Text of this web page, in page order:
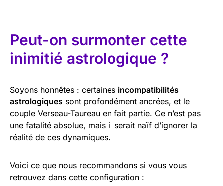
Peut-on surmonter cette
inimitié astrologique ?
Soyons honnêtes : certaines incompatibilités
astrologiques sont profondément ancrées, et le
couple Verseau-Taureau en fait partie. Ce n’est pas
une fatalité absolue, mais il serait naïf d’ignorer la
réalité de ces dynamiques.
Voici ce que nous recommandons si vous vous
retrouvez dans cette configuration :